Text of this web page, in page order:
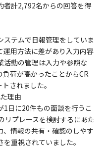
者計2,792名からの回答を得
テムで日報管理をしていま
運用方法に差があり入力内容
活動の管理は入力や参照な
荷が高かったことからCR
されました。
理由
日に20件もの面談を行うこ
リプレースを検討するにあた
、情報の共有・確認のしやす
重視されていました。